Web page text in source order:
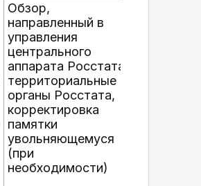
Обзор,
направленный в
управления
центрального
аппарата Росстата,
территориальные
органы Росстата,
корректировка
памятки
увольняющемуся
(при
необходимости)